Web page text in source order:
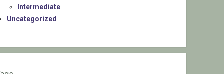
Intermediate
Uncategorized